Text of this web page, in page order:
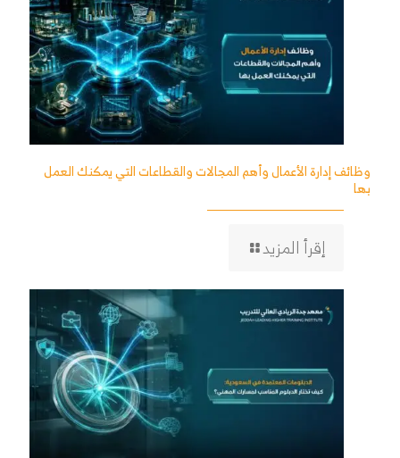
وظائف إدارة الأعمال وأهم المجالات والقطاعات التي يمكنك العمل
بها
إقرأ المزيد